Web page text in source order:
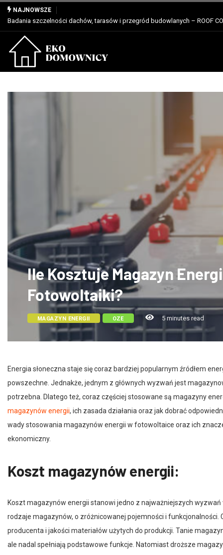
NAJNOWSZE
Ile Kosztuje Magazyn
Fotowoltaiki?
MAGAZYN ENERGII OZE 5 minutes read
powszechne. Jednakże, jednym z głównych wyzwań jest
potrzebna. Dlatego też, coraz częściej stosowane są magazyny
magazynów energii , ich zasada działania oraz jak dobrać
wady stosowania magazynów energii w fotowoltaice oraz ich
ekonomiczny.
rodzaje magazynów, o zróżnicowanej pojemności i
producenta i jakości materiałów użytych do produkcji. Tanie
ale nadal spełniają podstawowe funkcje. Natomiast droższe
zaawansowanymi funkcjami. W artykule zostaną dokładniej